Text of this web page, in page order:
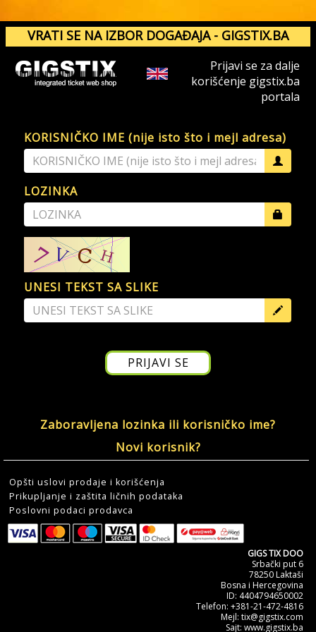
VRATI SE NA IZBOR DOGAĐAJA - GIGSTIX.BA
Prijavi se za dalje
korišćenje gigstix.ba
portala
KORISNIČKO IME (nije isto što i mejl adresa)
LOZINKA
UNESI TEKST SA SLIKE
Zaboravljena lozinka ili korisničko ime?
Novi korisnik?
Opšti uslovi prodaje i korišćenja
Prikupljanje i zaštita ličnih podataka
Poslovni podaci prodavca
GIGS TIX DOO
Srbački put 6
78250 Laktaši
Bosna i Hercegovina
ID: 4404794650002
Telefon: +381-21-472-4816
Mejl: tix@gigstix.com
Sajt: www.gigstix.ba